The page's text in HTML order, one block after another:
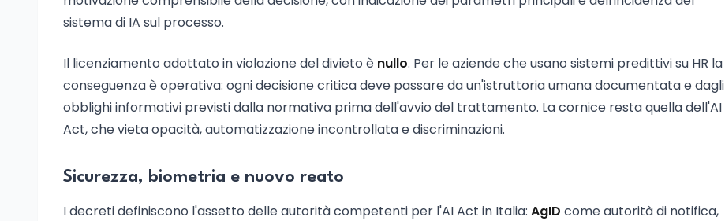
sistema di IA sul processo.
Il licenziamento adottato in violazione del divieto è nullo. Per le aziende che usano sistemi predittivi su HR la
conseguenza è operativa: ogni decisione critica deve passare da un'istruttoria umana documentata e dagli
obblighi informativi previsti dalla normativa prima dell'avvio del trattamento. La cornice resta quella dell'AI
Act, che vieta opacità, automatizzazione incontrollata e discriminazioni.
Sicurezza, biometria e nuovo reato
I decreti definiscono l'assetto delle autorità competenti per l'AI Act in Italia: AgID come autorità di notifica,